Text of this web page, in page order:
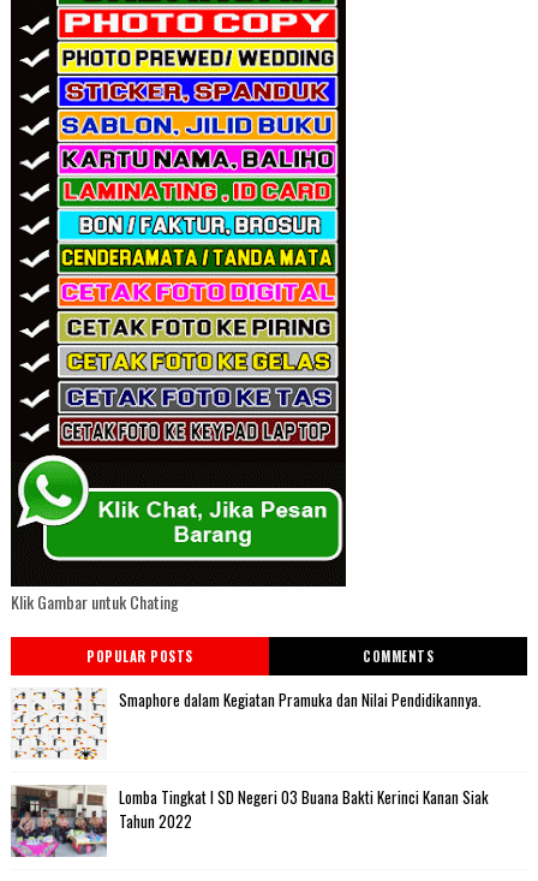
Klik Gambar untuk Chating
POPULAR POSTS COMMENTS
Smaphore dalam Kegiatan Pramuka dan Nilai Pendidikannya.
Lomba Tingkat I SD Negeri 03 Buana Bakti Kerinci Kanan Siak
Tahun 2022